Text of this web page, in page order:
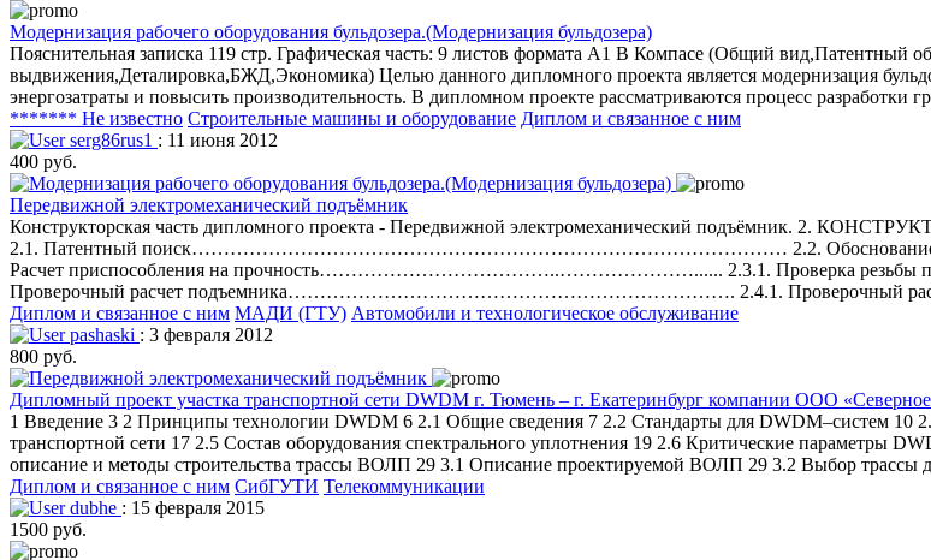
Модернизация рабочего оборудования бульдозера.(Модернизация бульдозера)
Пояснительная записка 119 стр. Графическая часть: 9 листов формата А1 В Компасе (Общий вид,Патентный
выдвижения,Деталировка,БЖД,Экономика) Целью данного дипломного проекта является модернизация
энергозатраты и повысить производительность. В дипломном проекте рассматриваются процесс разработки
******* Не известно Строительные машины и оборудование Диплом и связанное с ним
serg86rus1 : 11 июня 2012
400 руб.
Передвижной электромеханический подъёмник
Конструкторская часть дипломного проекта - Передвижной электромеханический
2.1. Патентный поиск………………………………………………………………………………… 2.2.
Расчет приспособления на прочность………………………………..…………………...... 2.3.1. Проверка
Проверочный расчет подъемника……………………………………………………………. 2.4.1. Проверочный
Диплом и связанное с ним МАДИ (ГТУ) Автомобили и технологическое обслуживание
pashaski : 3 февраля 2012
800 руб.
Дипломный проект участка транспортной сети DWDM г. Тюмень – г. Екатеринбург компании ООО
1 Введение 3 2 Принципы технологии DWDM 6 2.1 Общие сведения 7 2.2 Стандарты для DWDM–систем 10
транспортной сети 17 2.5 Состав оборудования спектрального уплотнения 19 2.6 Критические параметры
описание и методы строительства трассы ВОЛП 29 3.1 Описание проектируемой ВОЛП 29 3.2 Выбор трассы
Диплом и связанное с ним СибГУТИ Телекоммуникации
dubhe : 15 февраля 2015
1500 руб.